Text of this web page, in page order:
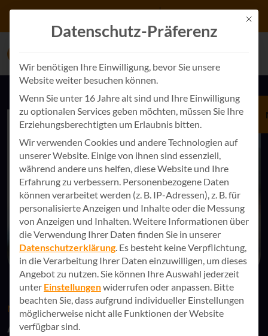
NEWS & EVENTS DIREKT IN IHR POSTFACH
AppSphere Newsletter
Mit
Datenschutz-Präferenz
Wir benötigen Ihre Einwilligung, bevor Sie unsere
Website weiter besuchen können.
Wenn Sie unter 16 Jahre alt sind und Ihre Einwilligung
zu optionalen Services geben möchten, müssen Sie Ihre
Erziehungsberechtigten um Erlaubnis bitten.
Wir verwenden Cookies und andere Technologien auf
unserer Website. Einige von ihnen sind essenziell,
während andere uns helfen, diese Website und Ihre
Erfahrung zu verbessern. Personenbezogene Daten
können verarbeitet werden (z. B. IP-Adressen), z. B. für
personalisierte Anzeigen und Inhalte oder die Messung
von Anzeigen und Inhalten.Weitere Informationen über
die Verwendung Ihrer Daten finden Sie in unserer
Datenschutzerklärung. Es besteht keine Verpflichtung,
in die Verarbeitung Ihrer Daten einzuwilligen, um dieses
Angebot zu nutzen.Sie können Ihre Auswahl jederzeit
unter Einstellungenwiderrufen oder anpassen. Bitte
beachten Sie, dass aufgrund individueller Einstellungen
möglicherweise nicht alle Funktionen der Website
verfügbar sind.